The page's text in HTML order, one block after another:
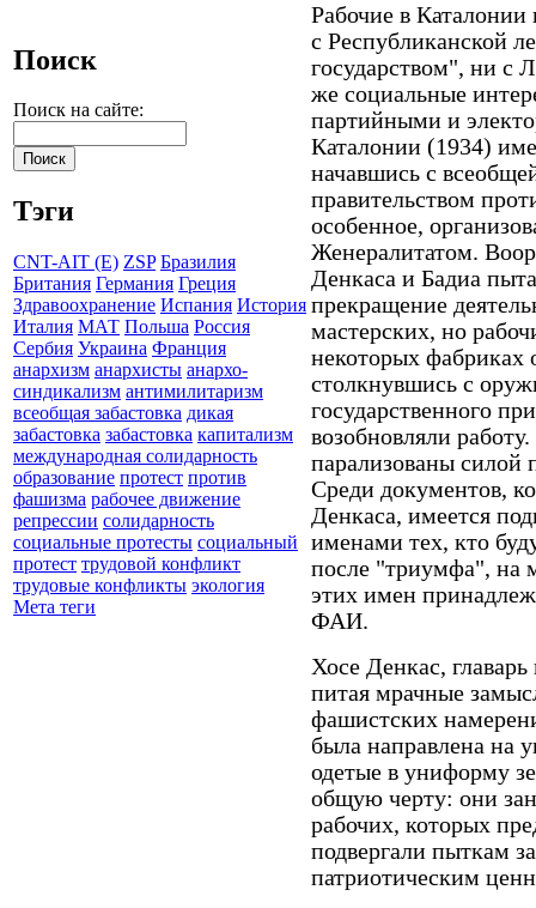
Поиск
Поиск на сайте:
Тэги
CNT-AIT (E) ZSP Бразилия
Британия Германия Греция
Здравоохранение Испания История
Италия МАТ Польша Россия
Сербия Украина Франция
анархизм анархисты анархо-
синдикализм антимилитаризм
всеобщая забастовка дикая
забастовка забастовка капитализм
международная солидарность
образование протест против
фашизма рабочее движение
репрессии солидарность
социальные протесты социальный
протест трудовой конфликт
трудовые конфликты экология
Мета теги
Рабочие в
с Республиканской
государством", ни с
же социальные
партийными и
Каталонии (1934)
начавшись с
правительством
особенное,
Женералитатом.
Денкаса и Бадиа
прекращение
мастерских, но
некоторых фабриках
столкнувшись с
государственного
возобновляли
парализованы силой
Среди документов,
Денкаса, имеется
именами тех, кто
после "триумфа", на
этих имен
ФАИ.
Хосе Денкас,
питая мрачные
фашистских
была направлена на
одетые в униформу
общую черту: они
рабочих, которых
подвергали пыткам
патриотическим